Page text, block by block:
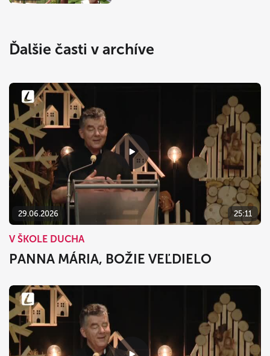
Ďalšie časti v archíve
29.06.2026 25:11
V ŠKOLE DUCHA
PANNA MÁRIA, BOŽIE VEĽDIELO